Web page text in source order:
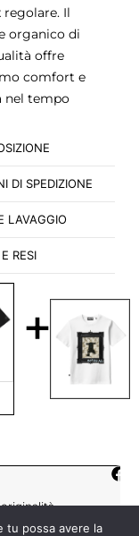
regolare. Il
organico di
offre
comfort e
nel tempo
DI SPEDIZIONE
LAVAGGIO
RESI
+
tu possa avere la